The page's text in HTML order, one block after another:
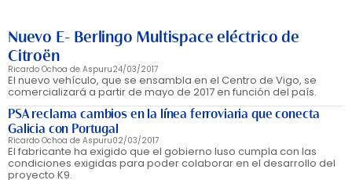
Nuevo E- Berlingo Multispace eléctrico de
Citroën
Ricardo Ochoa de Aspuru24/03/2017
El nuevo vehículo, que se ensambla en el Centro de Vigo, se
comercializará a partir de mayo de 2017 en función del país.
PSA reclama cambios en la línea ferroviaria que conecta
Galicia con Portugal
Ricardo Ochoa de Aspuru02/03/2017
El fabricante ha exigido que el gobierno luso cumpla con las
condiciones exigidas para poder colaborar en el desarrollo del
proyecto K9.